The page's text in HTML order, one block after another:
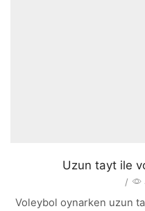
Uzun tayt ile
/
Voleybol oynarken uzun